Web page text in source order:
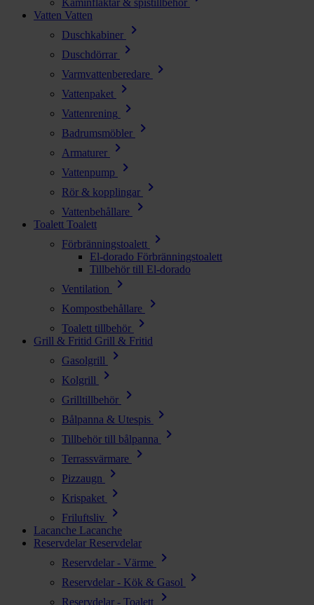
Kaminfläktar & spistillbehör
Vatten Vatten
Duschkabiner
chevron_right
Duschdörrar chevron_right
Varmvattenberedare chevron_right
Vattenpaket chevron_right
Vattenrening chevron_right
Badrumsmöbler chevron_right
Armaturer chevron_right
Vattenpump chevron_right
Rör & kopplingar chevron_right
Vattenbehållare chevron_right
Toalett Toalett
Förbränningstoalett
chevron_right
El-dorado Förbränningstoalett
Tillbehör till El-dorado
Ventilation
chevron_right
Kompostbehållare chevron_right
Toalett tillbehör chevron_right
Grill & Fritid Grill & Fritid
Gasolgrill
chevron_right
Kolgrill chevron_right
Grilltillbehör chevron_right
Bålpanna & Utespis chevron_right
Tillbehör till bålpanna chevron_right
Terrassvärmare chevron_right
Pizzaugn chevron_right
Krispaket chevron_right
Friluftsliv chevron_right
Lacanche Lacanche
Reservdelar Reservdelar
Reservdelar - Värme
chevron_right
Reservdelar - Kök & Gasol chevron_right
Reservdelar - Toalett chevron_right